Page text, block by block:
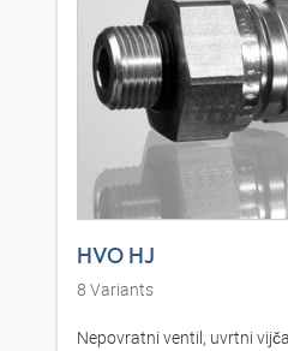
HVO HJ
8 Variants
Nepovratni ventil, uvrtni